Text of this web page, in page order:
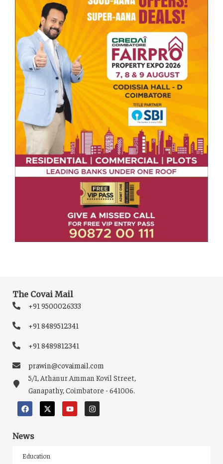
The Covai Mail
+91 9500026333
+91 8489512341
+91 8489812341
prawin@covaimail.com
5/1, Athanur Amman Kovil Street,
Ganapathy, Coimbatore - 641006.
News
Education